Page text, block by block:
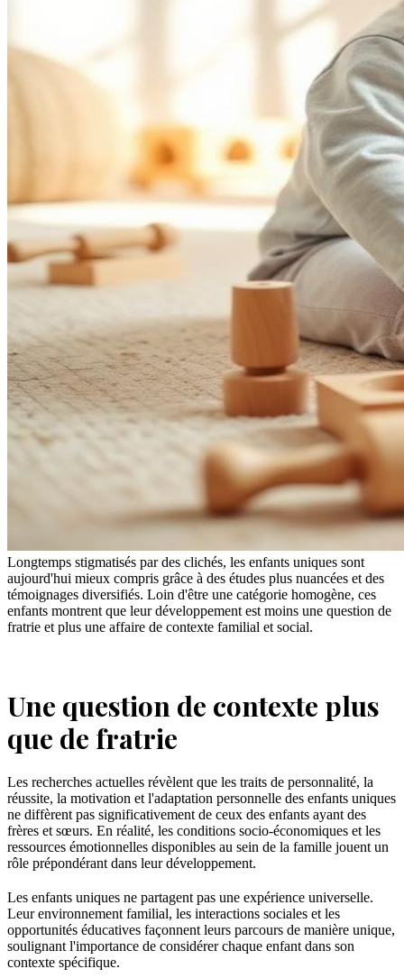
Longtemps stigmatisés par des clichés, les enfants uniques sont
aujourd'hui mieux compris grâce à des études plus nuancées et des
témoignages diversifiés. Loin d'être une catégorie homogène, ces
enfants montrent que leur développement est moins une question de
fratrie et plus une affaire de contexte familial et social.
Une question de contexte plus
que de fratrie
Les recherches actuelles révèlent que les traits de personnalité, la
réussite, la motivation et l'adaptation personnelle des enfants uniques
ne diffèrent pas significativement de ceux des enfants ayant des
frères et sœurs. En réalité, les conditions socio-économiques et les
ressources émotionnelles disponibles au sein de la famille jouent un
rôle prépondérant dans leur développement.
Les enfants uniques ne partagent pas une expérience universelle.
Leur environnement familial, les interactions sociales et les
opportunités éducatives façonnent leurs parcours de manière unique,
soulignant l'importance de considérer chaque enfant dans son
contexte spécifique.